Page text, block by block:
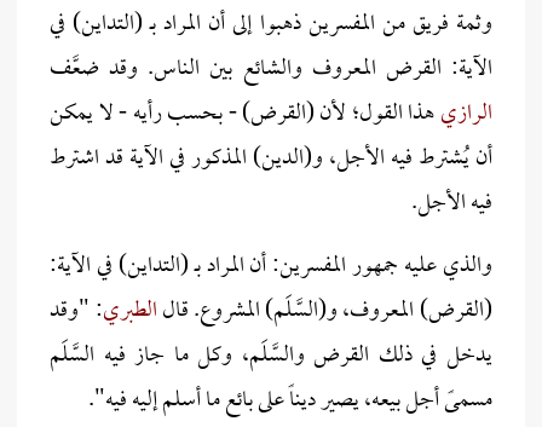
وثمة فريق من المفسرين ذهبوا إلى أن المراد بـ (التداين) في
الآية: القرض المعروف والشائع بين الناس. وقد ضعَّف
الرازيهذا القول؛ لأن (القرض) - بحسب رأيه - لا يمكن
أن يُشترط فيه الأجل، و(الدين) المذكور في الآية قد اشترط
فيه الأجل.
والذي عليه جمهور المفسرين: أن المراد بـ (التداين) في الآية:
(القرض) المعروف، و(السَّلَم) المشروع. قالالطبري: "وقد
يدخل في ذلك القرض والسَّلَم، وكل ما جاز فيه السَّلَم
مسمىً أجل بيعه، يصير ديناً على بائع ما أسلم إليه فيه".